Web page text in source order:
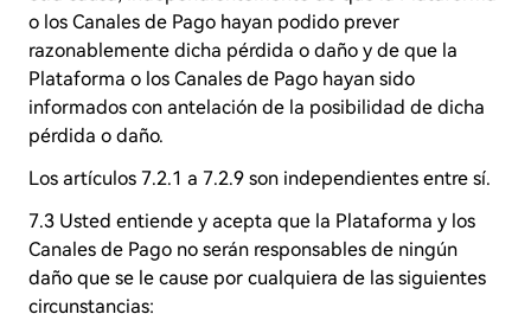
o los Canales de Pago hayan podido prever
razonablemente dicha pérdida o daño y de que la
Plataforma o los Canales de Pago hayan sido
informados con antelación de la posibilidad de dicha
pérdida o daño.
Los artículos 7.2.1 a 7.2.9 son independientes entre sí.
7.3 Usted entiende y acepta que la Plataforma y los
Canales de Pago no serán responsables de ningún
daño que se le cause por cualquiera de las siguientes
circunstancias: